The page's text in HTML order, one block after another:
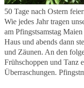
50 Tage nach Ostern
Wie jedes Jahr tragen
am Pfingstsamstag
Haus und abends dann
und Zäunen. An den
Frühschoppen und Tanz
Überraschungen.